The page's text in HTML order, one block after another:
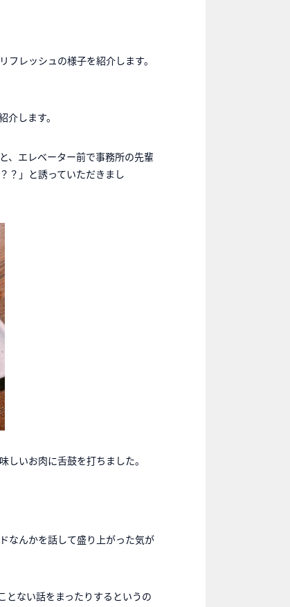
レッシュの様子を紹介します。
介します。
、エレベーター前で事務所の先輩
？」と誘っていただきまし
しいお肉に舌鼓を打ちました。
なんかを話して盛り上がった気が
とない話をまったりするというの